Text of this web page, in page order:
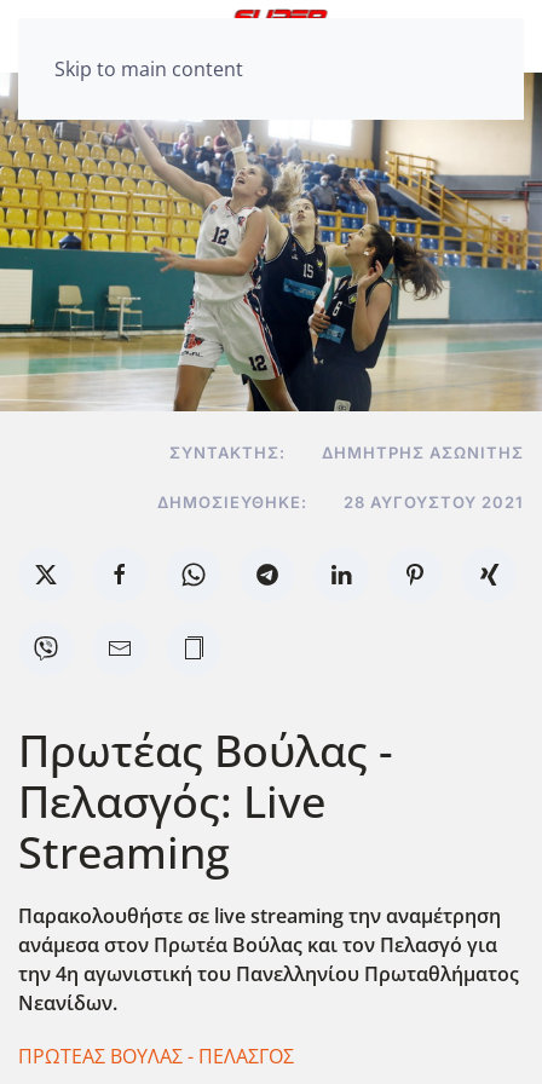
Skip to main content
ΣΥΝΤΆΚΤΗΣ: ΔΗΜΉΤΡΗΣ ΑΣΩΝΊΤΗΣ
ΔΗΜΟΣΙΕΎΘΗΚΕ: 28 ΑΥΓΟΎΣΤΟΥ 2021
Πρωτέας Βούλας -
Πελασγός: Live
Streaming
Παρακολουθήστε σε live streaming την αναμέτρηση
ανάμεσα στον Πρωτέα Βούλας και τον Πελασγό για
την 4η αγωνιστική του Πανελληνίου Πρωταθλήματος
Νεανίδων.
ΠΡΩΤΕΑΣ ΒΟΥΛΑΣ - ΠΕΛΑΣΓΟΣ